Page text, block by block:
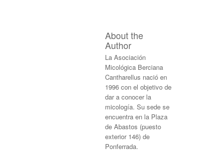
About the
Author
La Asociación
Micológica Berciana
Cantharellus nació en
1996 con el objetivo de
dar a conocer la
micología. Su sede se
encuentra en la Plaza
de Abastos (puesto
exterior 146) de
Ponferrada.